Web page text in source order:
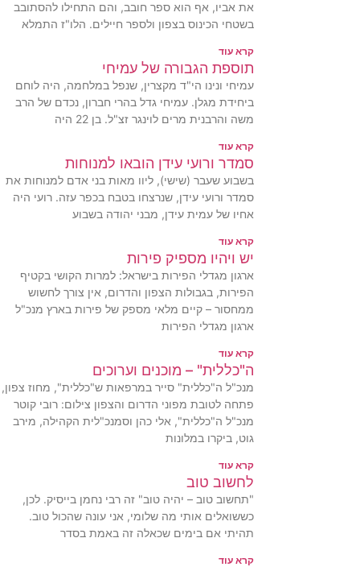
את אביו, אף הוא ספר חובב, והם התחילו להסתובב
בשטחי הכינוס בצפון ולספר חיילים. הלו"ז התמלא
קרא עוד
תוספת הגבורה של עמיחי
עמיחי ונינו הי"ד מקצרין, שנפל במלחמה, היה לוחם
ביחידת מגלן. עמיחי גדל בהרי חברון, נכדם של הרב
משה והרבנית מרים לוינגר זצ"ל. בן 22 היה
קרא עוד
סמדר ורועי עידן הובאו למנוחות
בשבוע שעבר (שישי), ליוו מאות בני אדם למנוחות את
סמדר ורועי עידן, שנרצחו בטבח בכפר עזה. רועי היה
אחיו של עמית עידן, מבני יהודה בשבוע
קרא עוד
יש ויהיו מספיק פירות
ארגון מגדלי הפירות בישראל: למרות הקושי בקטיף
הפירות, בגבולות הצפון והדרום, אין צורך לחשוש
ממחסור – קיים מלאי מספק של פירות בארץ מנכ"ל
ארגון מגדלי הפירות
קרא עוד
ה"כללית" – מוכנים וערוכים
מנכ"ל ה"כללית" סייר במרפאות ש"כללית", מחוז צפון,
פתחה לטובת מפוני הדרום והצפון צילום: רובי קוטר
מנכ"ל ה"כללית", אלי כהן וסמנכ"לית הקהילה, מירב
גוט, ביקרו במלונות
קרא עוד
לחשוב טוב
"תחשוב טוב – יהיה טוב" זה רבי נחמן בייסיק. לכן,
כששואלים אותי מה שלומי, אני עונה שהכול טוב.
תהיתי אם בימים שכאלה זה באמת בסדר
קרא עוד